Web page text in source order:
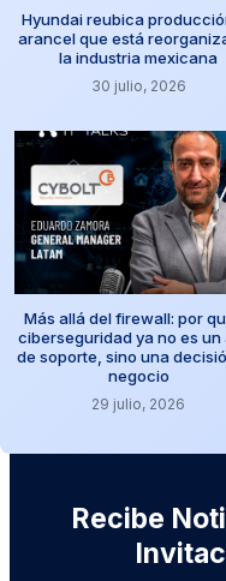
Hyundai reubica
arancel que está
la industria mexicana
30 julio, 2026
Más allá del firewall: por
ciberseguridad ya no es un
de soporte, sino una
negocio
29 julio, 2026
Recibe